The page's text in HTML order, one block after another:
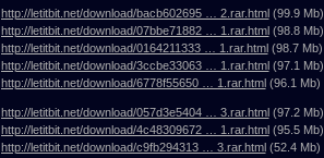
http://letitbit.net/download/bacb602695 … 2.rar.html(99.9 Mb)
http://letitbit.net/download/07bbe71882 … 1.rar.html(98.8 Mb)
http://letitbit.net/download/0164211333 … 1.rar.html(98.7 Mb)
http://letitbit.net/download/3ccbe33063 … 1.rar.html(97.1 Mb)
http://letitbit.net/download/6778f55650 … 1.rar.html(96.1 Mb)
http://letitbit.net/download/057d3e5404 … 3.rar.html(97.2 Mb)
http://letitbit.net/download/4c48309672 … 1.rar.html(95.5 Mb)
http://letitbit.net/download/c9fb294313 … 3.rar.html(52.4 Mb)